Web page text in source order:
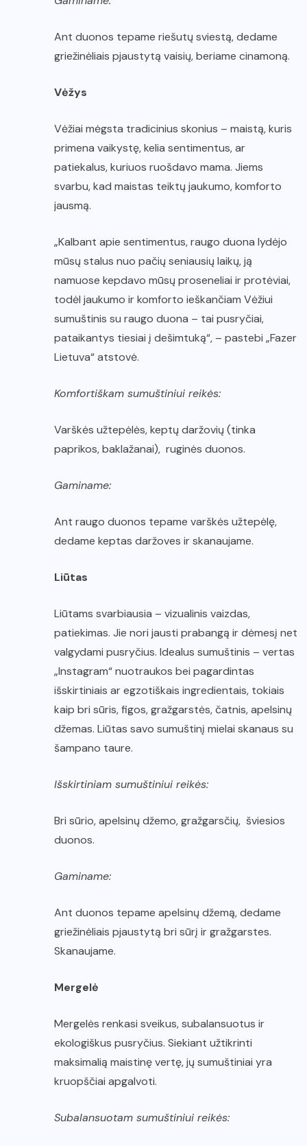
Ant duonos tepame riešutų sviestą, dedame
griežinėliais pjaustytą vaisių, beriame cinamoną.
Vėžys
Vėžiai mėgsta tradicinius skonius – maistą, kuris
primena vaikystę, kelia sentimentus, ar
patiekalus, kuriuos ruošdavo mama. Jiems
svarbu, kad maistas teiktų jaukumo, komforto
jausmą.
„Kalbant apie sentimentus, raugo duona lydėjo
mūsų stalus nuo pačių seniausių laikų, ją
namuose kepdavo mūsų proseneliai ir protėviai,
todėl jaukumo ir komforto ieškančiam Vėžiui
sumuštinis su raugo duona – tai pusryčiai,
pataikantys tiesiai į dešimtuką“, – pastebi „Fazer
Lietuva“ atstovė.
Komfortiškam sumuštiniui reikės:
Varškės užtepėlės, keptų daržovių (tinka
paprikos, baklažanai), ruginės duonos.
Gaminame:
Ant raugo duonos tepame varškės užtepėlę,
dedame keptas daržoves ir skanaujame.
Liūtas
Liūtams svarbiausia – vizualinis vaizdas,
patiekimas. Jie nori jausti prabangą ir dėmesį net
valgydami pusryčius. Idealus sumuštinis – vertas
„Instagram“ nuotraukos bei pagardintas
išskirtiniais ar egzotiškais ingredientais, tokiais
kaip bri sūris, figos, gražgarstės, čatnis, apelsinų
džemas. Liūtas savo sumuštinį mielai skanaus su
šampano taure.
Išskirtiniam sumuštiniui reikės:
Bri sūrio, apelsinų džemo, gražgarsčių, šviesios
duonos.
Gaminame:
Ant duonos tepame apelsinų džemą, dedame
griežinėliais pjaustytą bri sūrį ir gražgarstes.
Skanaujame.
Mergelė
Mergelės renkasi sveikus, subalansuotus ir
ekologiškus pusryčius. Siekiant užtikrinti
maksimalią maistinę vertę, jų sumuštiniai yra
kruopščiai apgalvoti.
Subalansuotam sumuštiniui reikės: